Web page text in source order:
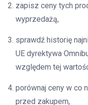
zapisz ceny tych
wyprzedażą,
sprawdź historię
UE dyrektywa
względem tej
porównaj ceny w co
przed zakupem,